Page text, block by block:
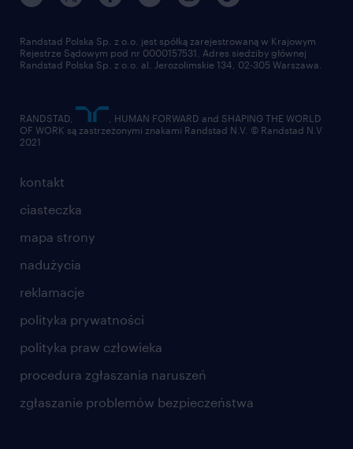
kontakt
ciasteczka
mapa strony
nadużycia
reklamacje
polityka prywatności
polityka praw człowieka
procedura zgłaszania naruszeń
zgłaszanie problemów bezpieczeństwa
Randstad Polska Sp. z o.o. jest spółką zarejestrowaną w Krajowym
Rejestrze Sądowym pod nr 0000157531. Adres siedziby głównej
Randstad Polska Sp. z o.o. al. Jerozolimskie 134, 02-305 Warszawa.
RANDSTAD,
, HUMAN FORWARD and SHAPING THE WORLD
OF WORK są zastrzeżonymi znakami Randstad N.V. © Randstad N.V
2021